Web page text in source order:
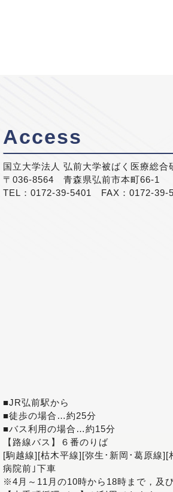
Access
国立大学法人 弘前大学被ばく医療総合
〒036-8564 青森県弘前市本町66-1
TEL：0172-39-5401 FAX：0172-39-
■JR弘前駅から
■徒歩の場合…約25分
■バス利用の場合…約15分
【路線バス】６番のりば
[駒越線][枯木平線][弥生･新岡･葛原線
病院前｣下車
※4月～11月の10時から18時まで，及